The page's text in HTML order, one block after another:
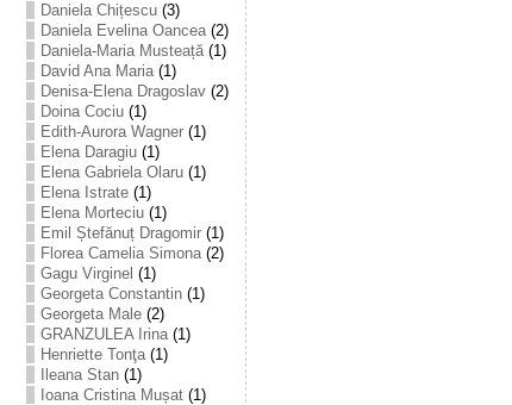
Daniela Chițescu(3)
Daniela Evelina Oancea(2)
Daniela-Maria Musteață(1)
David Ana Maria(1)
Denisa-Elena Dragoslav(2)
Doina Cociu(1)
Edith-Aurora Wagner(1)
Elena Daragiu(1)
Elena Gabriela Olaru(1)
Elena Istrate(1)
Elena Morteciu(1)
Emil Ștefănuț Dragomir(1)
Florea Camelia Simona(2)
Gagu Virginel (1)
Georgeta Constantin(1)
Georgeta Male(2)
GRANZULEA Irina(1)
Henriette Tonţa(1)
Ileana Stan(1)
Ioana Cristina Mușat(1)